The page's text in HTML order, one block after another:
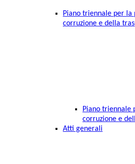
Piano triennale per la
corruzione e della
Piano triennale
corruzione e
Atti generali